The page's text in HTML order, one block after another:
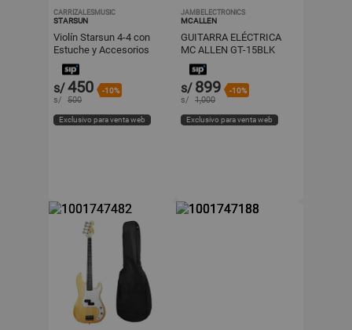
CARRIZALESMUSIC
STARSUN
Violín Starsun 4-4 con
Estuche y Accesorios
s/450 -10%
s/ 500
Exclusivo para venta web
JAMBELECTRONICS
MCALLEN
GUITARRA ELÉCTRICA
MC ALLEN GT-15BLK
s/ 899 -10%
s/ 1,000
Exclusivo para venta web